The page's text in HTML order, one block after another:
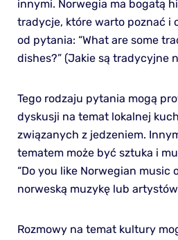
innymi. Norwegia ma bogatą
tradycje, które warto poznać i
od pytania: “What are some
dishes?” (Jakie są tradycyjne
Tego rodzaju pytania mogą
dyskusji na temat lokalnej
związanych z jedzeniem.
tematem może być sztuka i
“Do you like Norwegian music
norweską muzykę lub
Rozmowy na temat kultury